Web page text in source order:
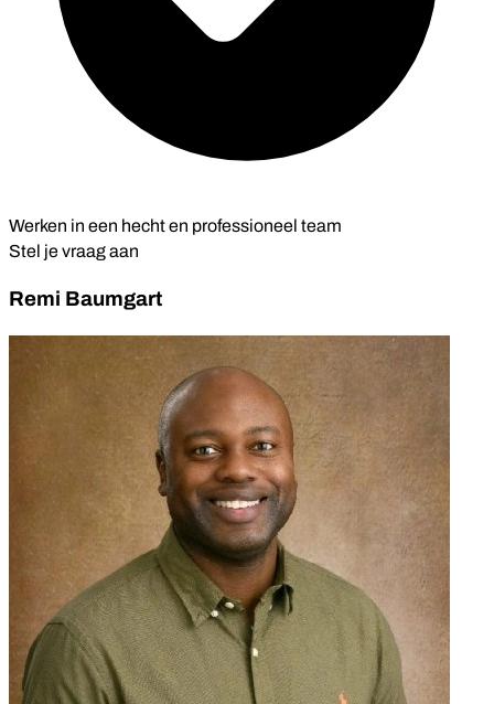
Werken in een hecht en professioneel team
Stel je vraag aan
Remi Baumgart